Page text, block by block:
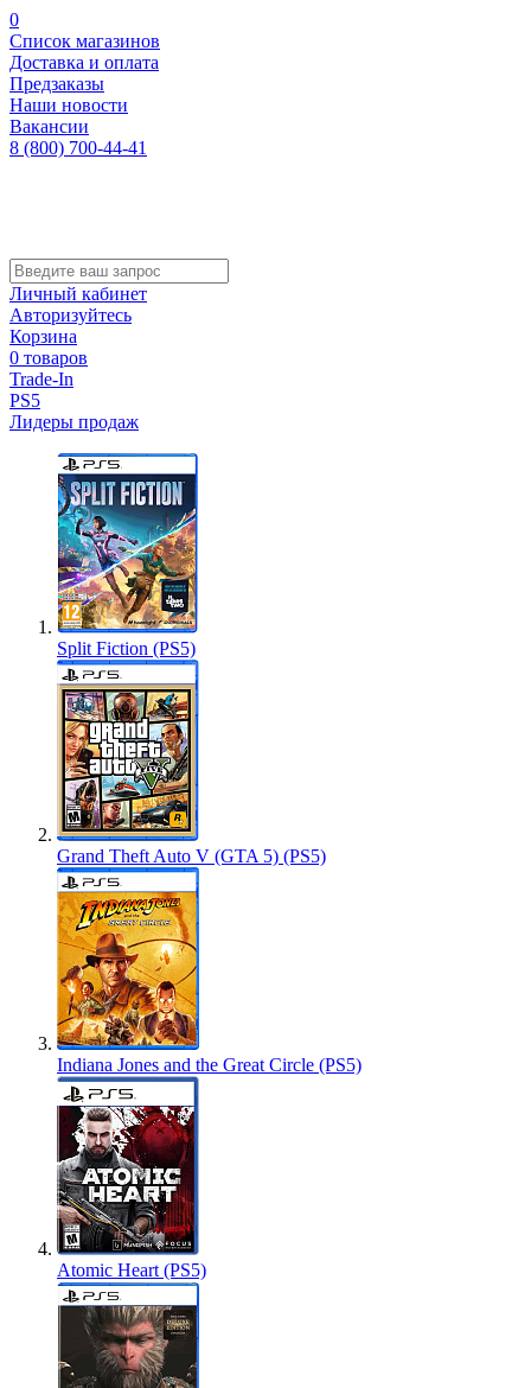
0
Список магазинов
Доставка и оплата
Предзаказы
Наши новости
Вакансии
8 (800) 700-44-41
Личный кабинет
Авторизуйтесь
Корзина
0 товаров
Trade-In
PS5
Лидеры продаж
Split Fiction (PS5)
Grand Theft Auto V (GTA 5) (PS5)
Indiana Jones and the Great Circle (PS5)
Atomic Heart (PS5)